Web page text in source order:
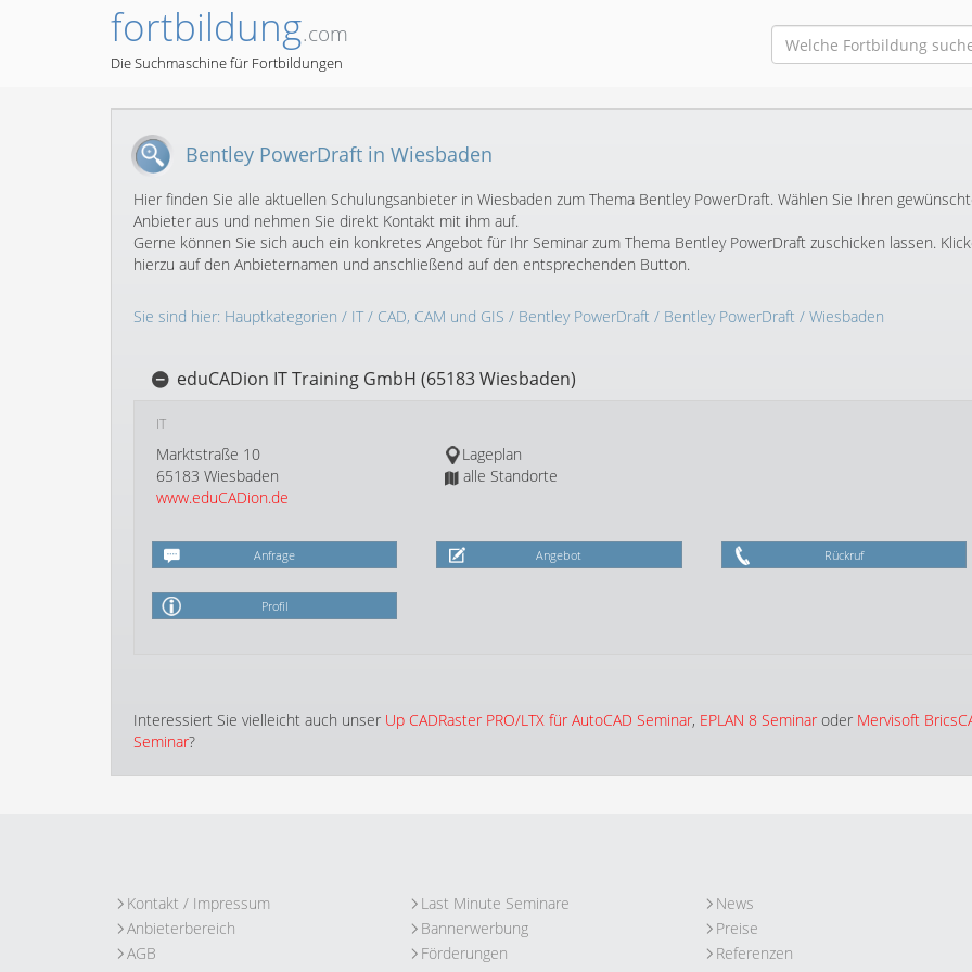
fortbildung.com
Die Suchmaschine für Fortbildungen
Bentley PowerDraft in Wiesbaden
Hier finden Sie alle aktuellen Schulungsanbieter in Wiesbaden zum Thema Bentley PowerDraft. Wählen Sie Ihren
Anbieter aus und nehmen Sie direkt Kontakt mit ihm auf.
Gerne können Sie sich auch ein konkretes Angebot für Ihr Seminar zum Thema Bentley PowerDraft zuschicken lassen.
hierzu auf den Anbieternamen und anschließend auf den entsprechenden Button.
Sie sind hier: Hauptkategorien / IT/ CAD, CAM und GIS / Bentley PowerDraft / Bentley PowerDraft / Wiesbaden
eduCADion IT Training GmbH (65183 Wiesbaden)
IT
Marktstraße 10
65183 Wiesbaden
www.eduCADion.de
Lageplan
alle Standorte
Anfrage Angebot Rückruf
Profil
Interessiert Sie vielleicht auch unser Up CADRaster PRO/LTX für AutoCAD Seminar, EPLAN 8 Seminar oder Mervisoft
Seminar?
Kontakt / Impressum
Anbieterbereich
AGB
Last Minute Seminare
Bannerwerbung
Förderungen
News
Preise
Referenzen